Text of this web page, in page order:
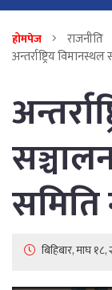
होमपेज
राजनीति
अन्तर्राष्ट्रिय
बिहिबार, माघ